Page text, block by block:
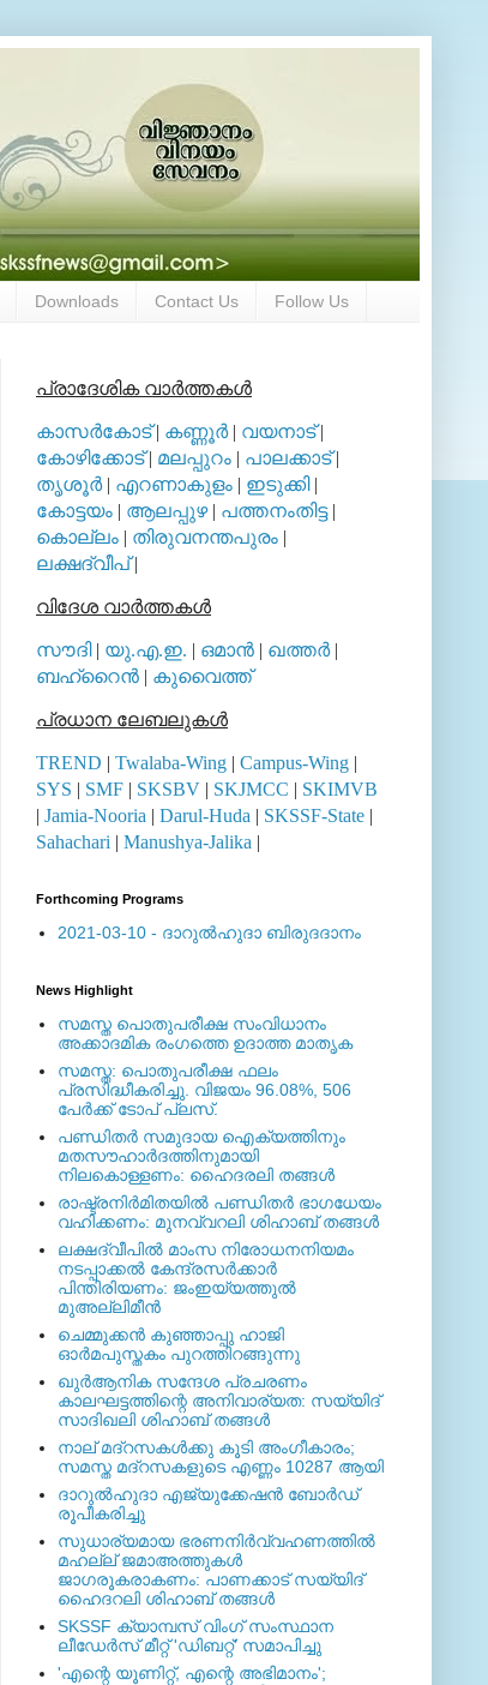
Downloads Contact Us Follow Us
പ്രാദേശിക വാര്‍ത്തകള്‍
കാസര്‍കോട്| കണ്ണൂര്‍| വയനാട്|
കോഴിക്കോട്| മലപ്പുറം | പാലക്കാട്|
തൃശൂര്‍| എറണാകുളം | ഇടുക്കി|
കോട്ടയം | ആലപ്പുഴ| പത്തനംതിട്ട|
കൊല്ലം | തിരുവനന്തപുരം |
ലക്ഷദ്വീപ്|
വിദേശ വാര്‍ത്തകള്‍
സൗദി| യു.എ.ഇ. | ഒമാന്‍ | ഖത്തര്‍|
ബഹ്റൈന്‍ | കുവൈത്ത്
പ്രധാന ലേബലുകള്‍
TREND | Twalaba-Wing | Campus-Wing |
SYS | SMF | SKSBV | SKJMCC | SKIMVB
| Jamia-Nooria | Darul-Huda | SKSSF-State |
Sahachari | Manushya-Jalika |
Forthcoming Programs
2021-03-10 - ദാറുല്‍ഹുദാ ബിരുദദാനം
News Highlight
സമസ്ത പൊതുപരീക്ഷ സംവിധാനം
അക്കാദമിക രംഗത്തെ ഉദാത്ത മാതൃക
സമസ്ത: പൊതുപരീക്ഷ ഫലം
പ്രസിദ്ധീകരിച്ചു. വിജയം 96.08%, 506
പേര്‍ക്ക് ടോപ് പ്ലസ്.
പണ്ഡിതര്‍ സമുദായ ഐക്യത്തിനും
മതസൗഹാര്‍ദത്തിനുമായി
നിലകൊള്ളണം: ഹൈദരലി തങ്ങള്‍
രാഷ്ട്രനിര്‍മിതയില്‍ പണ്ഡിതര്‍ ഭാഗധേയം
വഹിക്കണം: മുനവ്വറലി ശിഹാബ് തങ്ങള്‍
ലക്ഷദ്വീപില്‍ മാംസ നിരോധനനിയമം
നടപ്പാക്കല്‍ കേന്ദ്രസര്‍ക്കാര്‍
പിന്തിരിയണം: ജംഇയ്യത്തുല്‍
മുഅല്ലിമീന്‍
ചെമ്മുക്കന്‍ കുഞ്ഞാപ്പു ഹാജി
ഓര്‍മപുസ്തകം പുറത്തിറങ്ങുന്നു
ഖുര്‍ആനിക സന്ദേശ പ്രചരണം
കാലഘട്ടത്തിന്റെ അനിവാര്യത: സയ്യിദ്
സാദിഖലി ശിഹാബ് തങ്ങള്‍
നാല് മദ്‌റസകള്‍ക്കു കൂടി അംഗീകാരം;
സമസ്ത മദ്‌റസകളുടെ എണ്ണം 10287 ആയി
ദാറുല്‍ഹുദാ എജ്യുക്കേഷന്‍ ബോര്‍ഡ്
രൂപീകരിച്ചു
സുധാര്യമായ ഭരണനിര്‍വ്വഹണത്തില്‍
മഹല്ല് ജമാഅത്തുകള്‍
ജാഗരൂകരാകണം: പാണക്കാട് സയ്യിദ്
ഹൈദറലി ശിഹാബ് തങ്ങള്‍
SKSSF ക്യാമ്പസ് വിംഗ് സംസ്ഥാന
ലീഡേർസ് മീറ്റ് 'ഡിബറ്റ്' സമാപിച്ചു
'എന്റെ യൂണിറ്റ്, എന്റെ അഭിമാനം';